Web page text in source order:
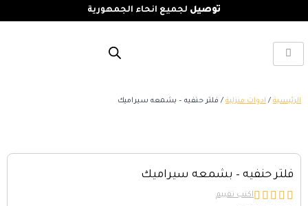
توصيل لجميع انحاء الجمهورية
الرئيسية / ادوات منزلية / فلتر حنفيه – بشمعه سيراميك
فلتر حنفيه – بشمعه سيراميك




اكتب تقييم